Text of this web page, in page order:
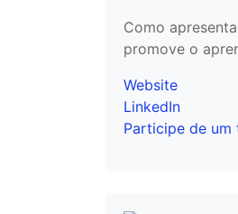
Como
promove o
Website
LinkedIn
Participe de